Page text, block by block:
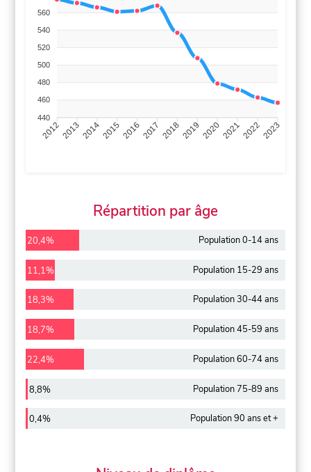
560
540
520
500
480
460
440
201220132014201520162017 20182019 2020202120222023
Répartition par âge
20,4% Population 0-14 ans
11,1% Population 15-29 ans
18,3% Population 30-44 ans
18,7% Population 45-59 ans
22,4% Population 60-74 ans
8,8% Population 75-89 ans
0,4% Population 90 ans et +